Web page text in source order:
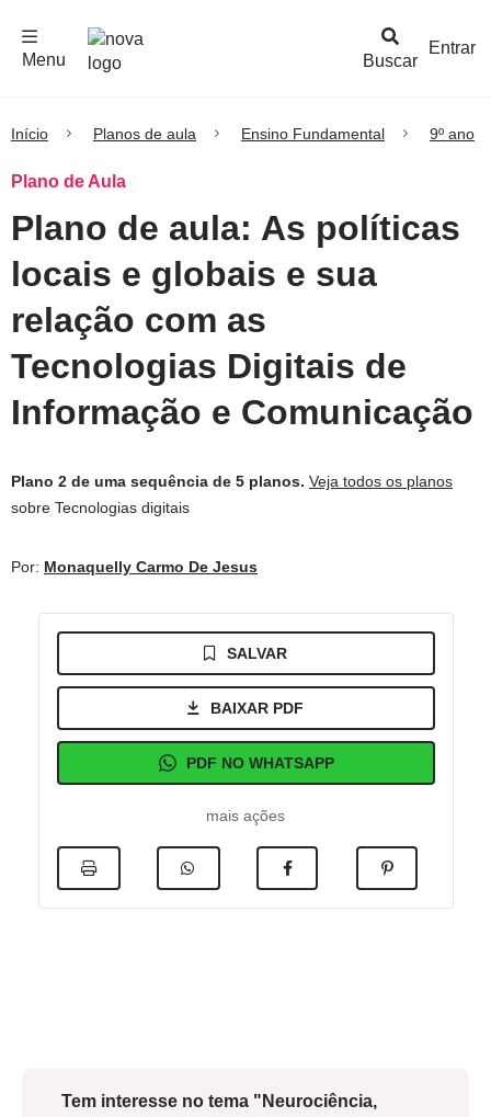
Buscar
Menu
Entrar
Início Planos de aula Ensino Fundamental 9º ano
Plano de Aula
Plano de aula: As políticas
locais e globais e sua
relação com as
Tecnologias Digitais de
Informação e Comunicação
Plano 2 de uma sequência de 5 planos. Veja todos os planos
sobre Tecnologias digitais
Por: Monaquelly Carmo De Jesus
SALVAR
BAIXAR PDF
PDF NO WHATSAPP
mais ações
Tem interesse no tema "Neurociência,